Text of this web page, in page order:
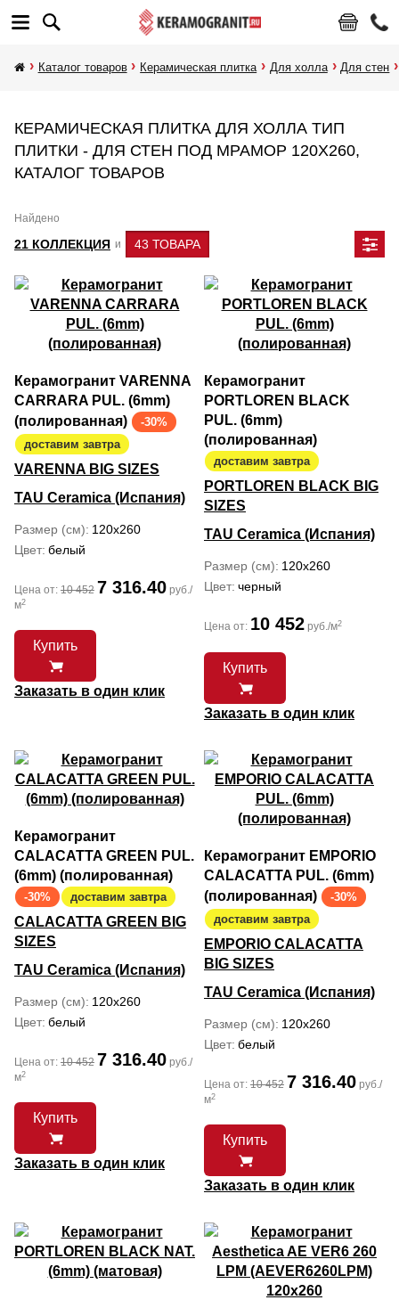
Каталог товаров Керамическая плитка Для холла Для стен
КЕРАМИЧЕСКАЯ ПЛИТКА ДЛЯ ХОЛЛА ТИП
ПЛИТКИ - ДЛЯ СТЕН ПОД МРАМОР 120Х260,
КАТАЛОГ ТОВАРОВ
Найдено
21 КОЛЛЕКЦИЯ и 43 ТОВАРА
Керамогранит VARENNA
CARRARA PUL. (6mm)
(полированная)
-30%
доставим завтра
VARENNA BIG SIZES
TAU Ceramica (Испания)
Размер (см) 120x260
Цвет белый
Цена от: 10 452 7 316.40 руб./
м2
Купить
Заказать в один клик
Керамогранит
PORTLOREN BLACK
PUL. (6mm)
(полированная)
доставим завтра
PORTLOREN BLACK BIG
SIZES
TAU Ceramica (Испания)
Размер (см) 120x260
Цвет черный
Цена от: 10 452 руб./м2
Купить
Заказать в один клик
Керамогранит
CALACATTA GREEN PUL.
(6mm) (полированная)
-30% доставим завтра
CALACATTA GREEN BIG
SIZES
TAU Ceramica (Испания)
Размер (см) 120x260
Цвет белый
Цена от: 10 452 7 316.40 руб./
м2
Купить
Заказать в один клик
Керамогранит EMPORIO
CALACATTA PUL. (6mm)
(полированная)
-30%
доставим завтра
EMPORIO CALACATTA
BIG SIZES
TAU Ceramica (Испания)
Размер (см) 120x260
Цвет белый
Цена от: 10 452 7 316.40 руб./
м2
Купить
Заказать в один клик